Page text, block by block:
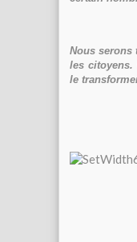
Nous serons
les citoyens.
le